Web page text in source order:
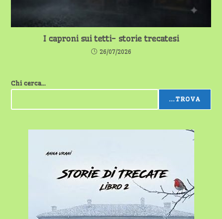
I caproni sui tetti- storie trecatesi
26/07/2026
Chi cerca...
...TROVA